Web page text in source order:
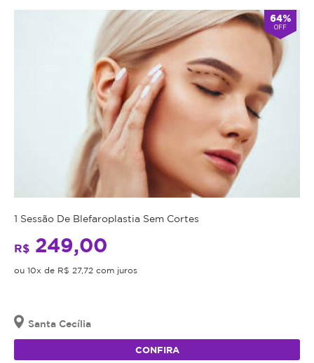
64%
OFF
1 Sessão De Blefaroplastia Sem Cortes
R$ 249,00
ou 10x de R$ 27,72 com juros
Santa Cecília
CONFIRA